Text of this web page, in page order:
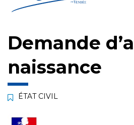
contenu
Demande
naissance
ÉTAT CIVIL